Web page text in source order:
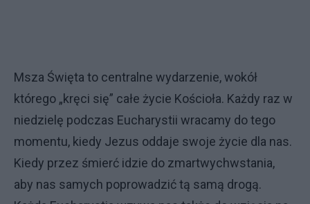
Msza Święta to centralne wydarzenie, wokół
którego „kręci się” całe życie Kościoła. Każdy raz w
niedzielę podczas Eucharystii wracamy do tego
momentu, kiedy Jezus oddaje swoje życie dla nas.
Kiedy przez śmierć idzie do zmartwychwstania,
aby nas samych poprowadzić tą samą drogą.